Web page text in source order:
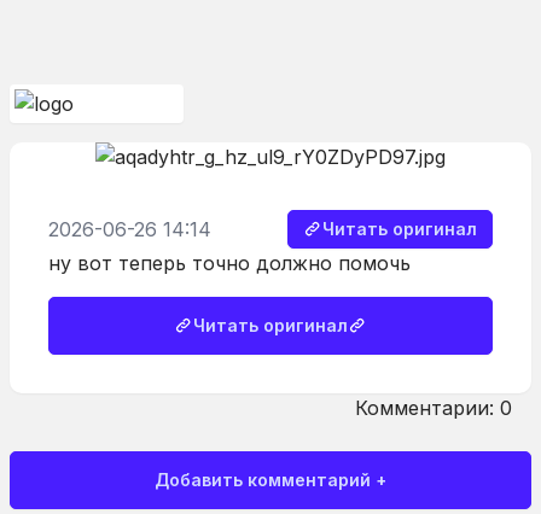
2026-06-26 14:14 Читать оригинал
ну вот теперь точно должно помочь
Читать оригинал
Комментарии: 0
Добавить комментарий +